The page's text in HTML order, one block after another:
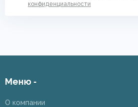
конфиденциальности
Меню -
О компании